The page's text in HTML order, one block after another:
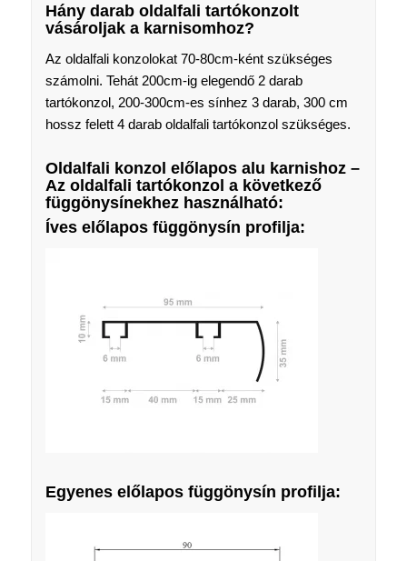
Hány darab oldalfali tartókonzolt
vásároljak a karnisomhoz?
Az oldalfali konzolokat 70-80cm-ként szükséges
számolni. Tehát 200cm-ig elegendő 2 darab
tartókonzol, 200-300cm-es sínhez 3 darab, 300 cm
hossz felett 4 darab oldalfali tartókonzol szükséges.
Oldalfali konzol előlapos alu karnishoz –
Az oldalfali tartókonzol a következő
függönysínekhez használható:
Íves előlapos függönysín profilja:
Egyenes előlapos függönysín profilja: